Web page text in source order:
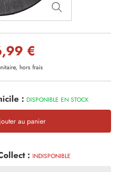
€
hors frais
: DISPONIBLE EN STOCK
au panier
: INDISPONIBLE